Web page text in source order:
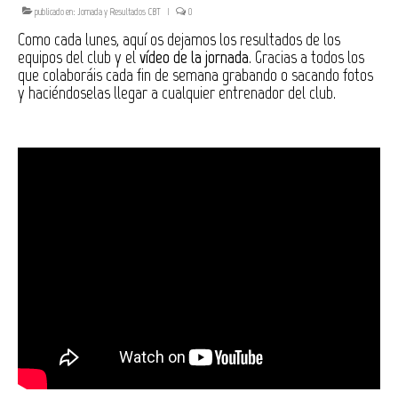
publicado en: Jornada y Resultados CBT | 0
Como cada lunes, aquí os dejamos los resultados de los
equipos del club y elvídeo de la jornada. Gracias a todos los
que colaboráis cada fin de semana grabando o sacando fotos
y haciéndoselas llegar a cualquier entrenador del club.